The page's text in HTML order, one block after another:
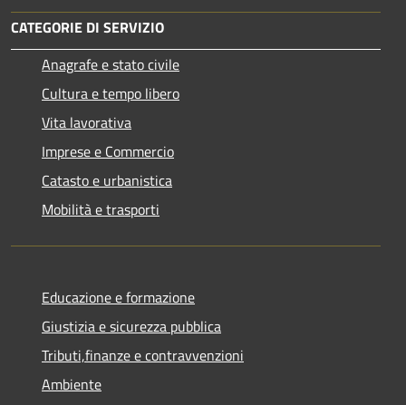
CATEGORIE DI SERVIZIO
Anagrafe e stato civile
Cultura e tempo libero
Vita lavorativa
Imprese e Commercio
Catasto e urbanistica
Mobilità e trasporti
Educazione e formazione
Giustizia e sicurezza pubblica
Tributi,finanze e contravvenzioni
Ambiente